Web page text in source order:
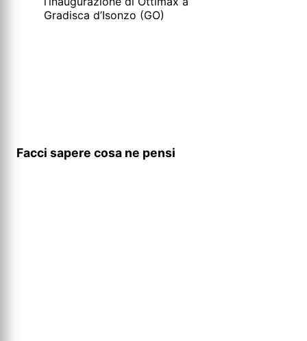
Gradisca d’Isonzo (GO)
Facci sapere cosa ne pensi